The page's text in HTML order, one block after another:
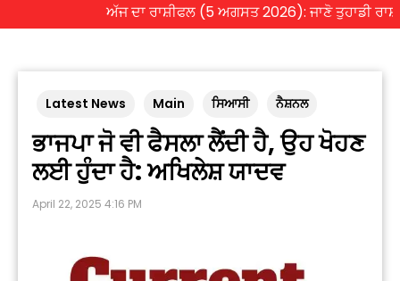
ਅੱਜ ਦਾ ਰਾਸ਼ੀਫਲ (5 ਅਗਸਤ 2026): ਜਾਣੋ ਤੁਹਾਡੀ ਰਾਸ਼ੀ
Latest News Main ਸਿਆਸੀ ਨੈਸ਼ਨਲ
ਭਾਜਪਾ ਜੋ ਵੀ ਫੈਸਲਾ ਲੈਂਦੀ ਹੈ, ਉਹ ਖੋਹਣ
ਲਈ ਹੁੰਦਾ ਹੈ: ਅਖਿਲੇਸ਼ ਯਾਦਵ
April 22, 2025 4:16 PM